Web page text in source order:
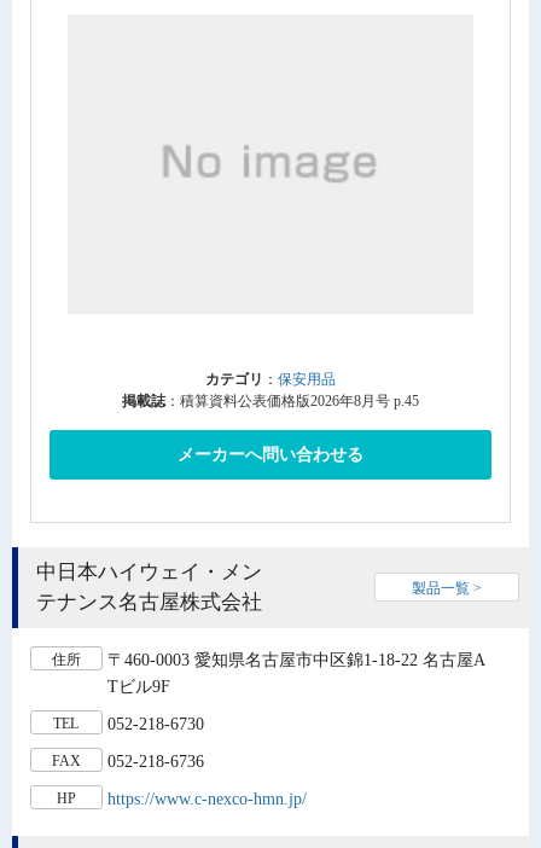
カテゴリ ： 保安用品
掲載誌 ：積算資料公表価格版2026年8月号 p.45
メーカーへ問い合わせる
中日本ハイウェイ・メン
テナンス名古屋株式会社
製品一覧 >
住所
〒460-0003 愛知県名古屋市中区錦1-18-22 名古屋A
Tビル9F
TEL 052-218-6730
FAX 052-218-6736
HP https://www.c-nexco-hmn.jp/